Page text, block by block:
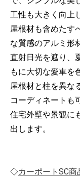
工性も大きく向上
屋根材も含めたす
な質感のアルミ形
直射日光を遮り、
もに大切な愛車を
屋根材と柱を異な
コーディネートも
住宅外壁や景観に
出します。
◇カーポートSC